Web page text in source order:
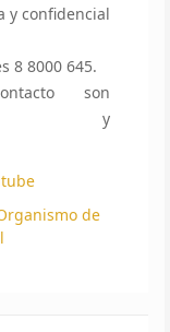
y confidencial
8 8000 645.
son
y
de